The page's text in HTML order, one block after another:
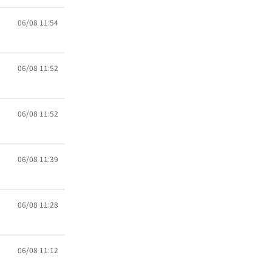
06/08 11:54
06/08 11:52
06/08 11:52
06/08 11:39
06/08 11:28
06/08 11:12